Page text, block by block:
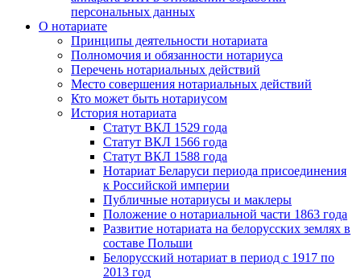
персональных данных
О нотариате
Принципы деятельности нотариата
Полномочия и обязанности нотариуса
Перечень нотариальных действий
Место совершения нотариальных действий
Кто может быть нотариусом
История нотариата
Статут ВКЛ 1529 года
Статут ВКЛ 1566 года
Статут ВКЛ 1588 года
Нотариат Беларуси периода присоединения
к Российской империи
Публичные нотариусы и маклеры
Положение о нотариальной части 1863 года
Развитие нотариата на белорусских землях в
составе Польши
Белорусский нотариат в период с 1917 по
2013 год